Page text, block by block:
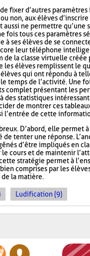
fixer d’autres
non, aux élèves
ne permettre qu’une
fois tous ces paramètres
ses élèves de se
leur téléphone
la classe virtuelle créée
élèves remplissent le
qui ont répondu à
temps de l’activité. Une
complet présentant les
des statistiques
de montrer ces
l’entrée de cette
D’abord, elle permet
tenter une réponse.
d’être impliqués en
cours et de maintenir
stratégie permet à
comprises par les
la matière.
Ludification (9)